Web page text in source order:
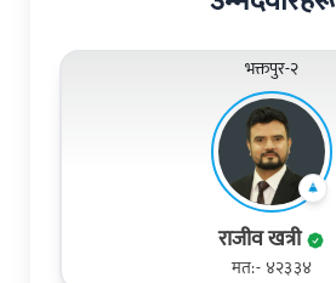
भक्तपुर-२
राजीव खत्री
मत:- ४२३३४